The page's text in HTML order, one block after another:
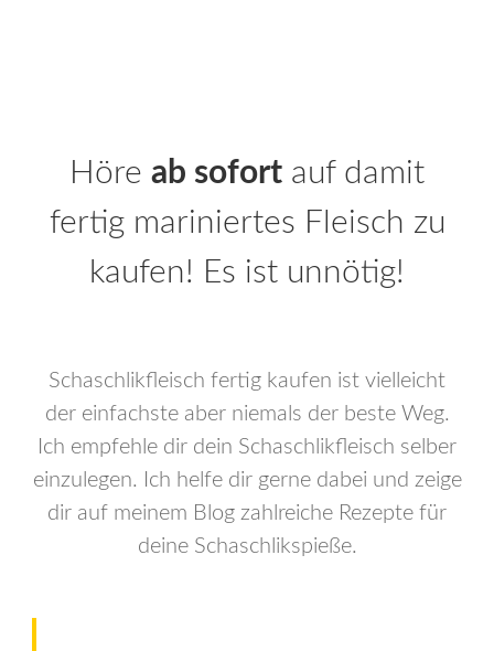
Höre ab sofort auf damit
fertig mariniertes Fleisch zu
kaufen! Es ist unnötig!
Schaschlikfleisch fertig kaufen ist vielleicht
der einfachste aber niemals der beste Weg.
Ich empfehle dir dein Schaschlikfleisch selber
einzulegen. Ich helfe dir gerne dabei und zeige
dir auf meinem Blog zahlreiche Rezepte für
deine Schaschlikspieße.